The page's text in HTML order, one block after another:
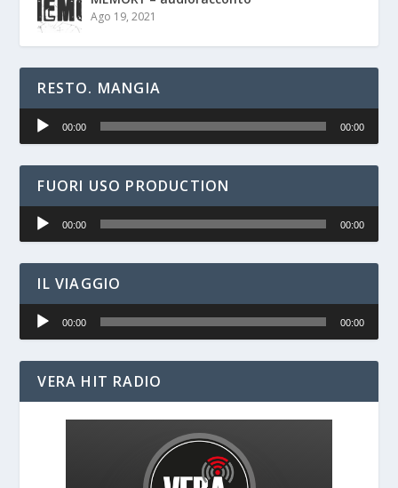
Ago 19, 2021
RESTO. MANGIA
Audio
Player
00:00 00:00
FUORI USO PRODUCTION
Audio
Player
00:00 00:00
IL VIAGGIO
Audio
Player
00:00 00:00
VERA HIT RADIO